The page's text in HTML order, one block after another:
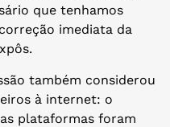
que tenhamos
imediata da
também considerou
à internet: o
plataformas foram